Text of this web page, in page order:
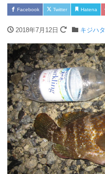
Facebook Twitter Hatena
2018年7月12日 キジハタ